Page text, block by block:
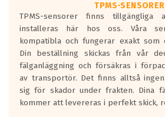
godkända för år 2016 nya regelverk.
Ett däck med en svart våg kommer
minst tre decibel tystare än det
regelverk som börjar gälla 2016.
TPMS-SENSORER
TPMS-sensorer finns
installeras här hos oss. Våra
kompatibla och fungerar exakt som
Din beställning skickas från vår
fälganläggning och försäkras i
av transportör. Det finns alltså
sig för skador under frakten. Dina
kommer att levereras i perfekt skick,